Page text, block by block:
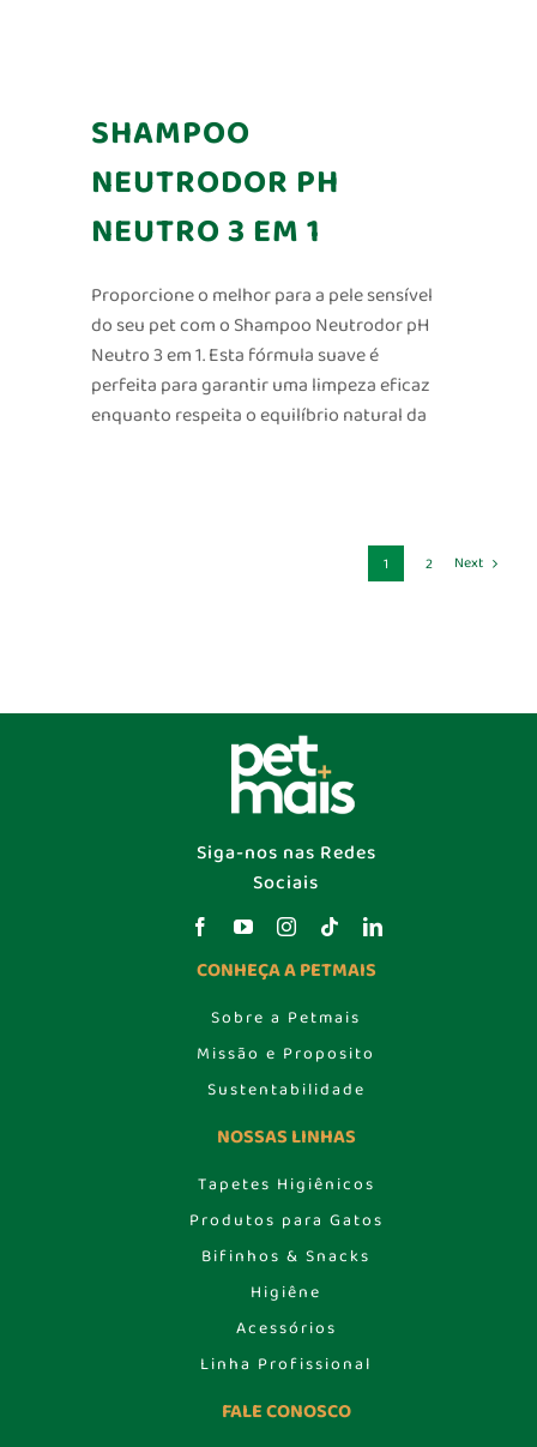
SHAMPOO
NEUTRODOR PH
NEUTRO 3 EM 1
Proporcione o melhor para a pele sensível
do seu pet com o Shampoo Neutrodor pH
Neutro 3 em 1. Esta fórmula suave é
perfeita para garantir uma limpeza eficaz
enquanto respeita o equilíbrio natural da
1 2 Next
Siga-nos nas Redes
Sociais
CONHEÇA A PETMAIS
Sobre a Petmais
Missão e Proposito
Sustentabilidade
NOSSAS LINHAS
Tapetes Higiênicos
Produtos para Gatos
Bifinhos & Snacks
Higiêne
Acessórios
Linha Profissional
FALE CONOSCO